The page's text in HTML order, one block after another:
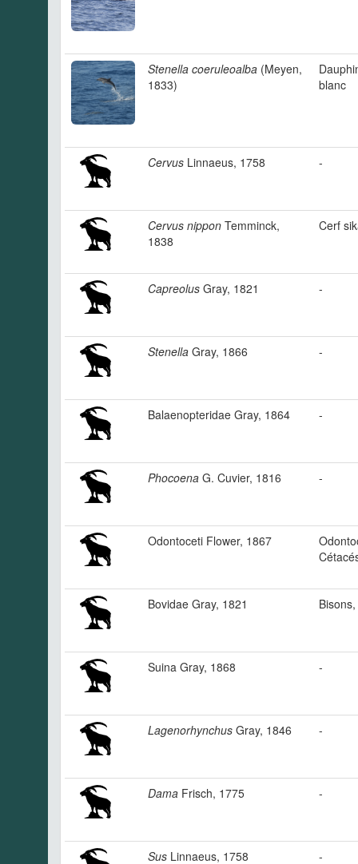
Stenella coeruleoalba (Meyen,
1833)
blanc
Cervus Linnaeus, 1758 -
Cervus nippon Temminck,
1838
Cerf
Capreolus Gray, 1821 -
Stenella Gray, 1866 -
Balaenopteridae Gray, 1864 -
Phocoena G. Cuvier, 1816 -
Odontoceti Flower, 1867
Bovidae Gray, 1821
Suina Gray, 1868 -
Lagenorhynchus Gray, 1846 -
Dama Frisch, 1775 -
Sus Linnaeus, 1758 -